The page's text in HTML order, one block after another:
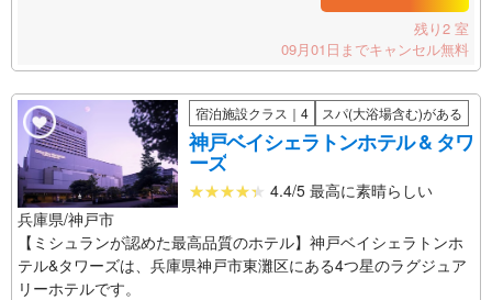
残り2 室
09月01日までキャンセル無料
宿泊施設クラス｜4 スパ(大浴場含む)がある
神戸ベイシェラトンホテル & タワ
ーズ
4.4/5 最高に素晴らしい
兵庫県/神戸市
【ミシュランが認めた最高品質のホテル】神戸ベイシェラトンホ
テル&タワーズは、兵庫県神戸市東灘区にある4つ星のラグジュア
リーホテルです。